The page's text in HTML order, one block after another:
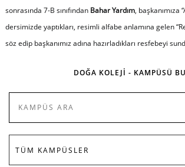
sonrasında 7-B sınıfından Bahar Yardım, başkanımıza
dersimizde yaptıkları, resimli alfabe anlamına gelen
söz edip başkanımız adına hazırladıkları resfebeyi
DOĞA KOLEJİ - KAMPÜSÜ